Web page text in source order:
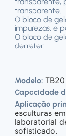
transparente.
O bloco de
impurezas, e
O bloco de
derreter.
Modelo: TB20
Capacidade
Aplicação
esculturas
laboratorial
sofisticado.